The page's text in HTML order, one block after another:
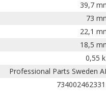
39,7
73
22,1
18,5
0,55
Professional Parts Sweden